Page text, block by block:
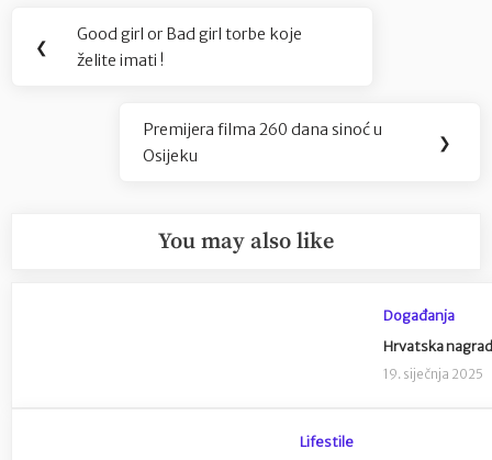
Navigacija
objava
❮
Previous
Post:
Good girl or Bad girl torbe koje
želite imati !
Next
Post:
Premijera filma 260 dana sinoć u
Osijeku
❯
You may also like
Događanja
Hrvatska
19. siječnja 2025
Lifestile